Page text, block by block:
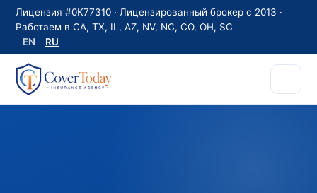
Лицензия #0K77310 · Лицензированный брокер с 2013 ·
Работаем в CA, TX, IL, AZ, NV, NC, CO, OH, SC
EN
RU